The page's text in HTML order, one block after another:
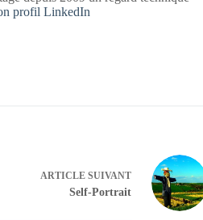
profil LinkedIn
ARTICLESUIVANT
Self-Portrait